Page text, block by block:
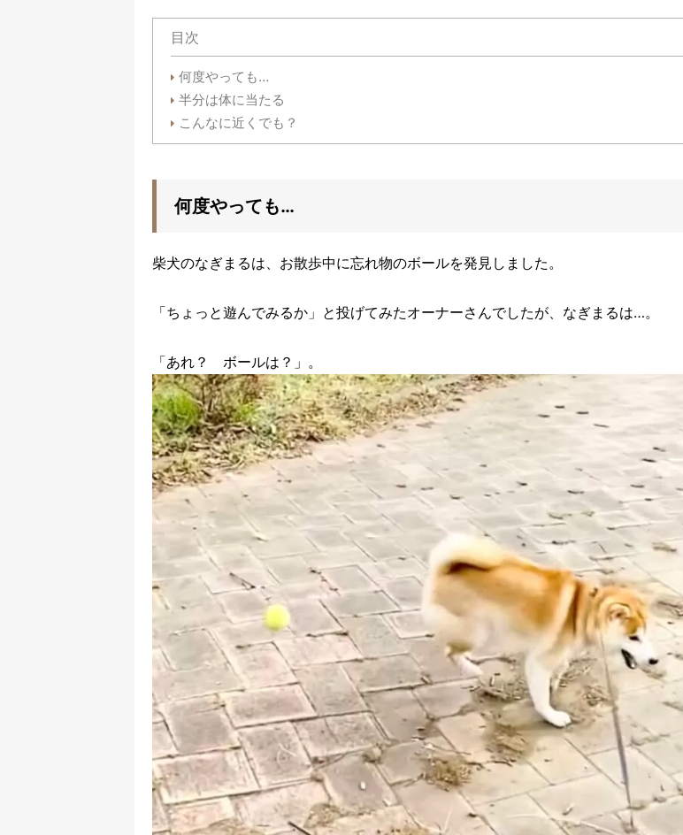
目次
何度やっても…
半分は体に当たる
こんなに近くでも？
何度やっても…
柴犬のなぎまるは、お散歩中に忘れ物のボールを発見しました。
「ちょっと遊んでみるか」と投げてみたオーナーさんでしたが、なぎまるは…。
「あれ？ ボールは？」。